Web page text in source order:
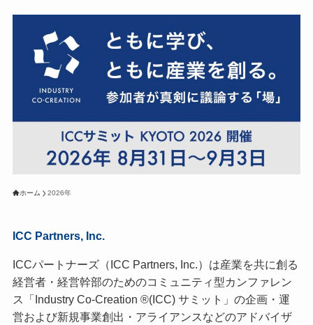
ホーム 2026年
ICC Partners, Inc.
ICCパートナーズ（ICC Partners, Inc.）は産業を共に創る
経営者・経営幹部のためのコミュニティ型カンファレン
ス「Industry Co-Creation ®(ICC) サミット」の企画・運
営および新規事業創出・アライアンスなどのアドバイザ